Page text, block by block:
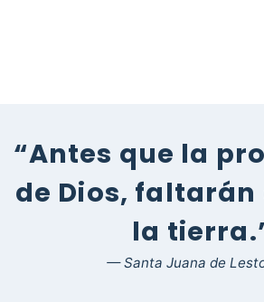
“Antes que la
de Dios, faltarán
la
— Santa Juana de